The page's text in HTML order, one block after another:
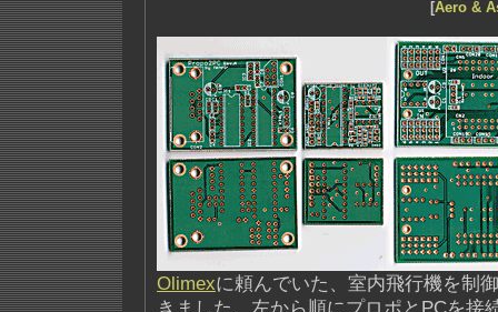
[Aero &
Olimexに頼んでいた、室内飛行機を制
きました。左から順にプロポとPCを接